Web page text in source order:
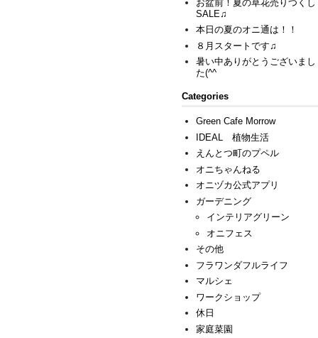
お盆前！夏の草花売りつくし
SALE♫
本日の夏のオニ通は！！
８月スタートです♫
暑い中ありがとうございまし
た(^^ゞ
Categories
Green Cafe Morrow
IDEAL 植物生活
えんとつ町のプペル
オニちゃんねる
オニヅカ公式アプリ
ガーデニング
インテリアグリーン
オニフェス
その他
フラワンダフルライフ
マルシェ
ワークショップ
休日
家庭菜園